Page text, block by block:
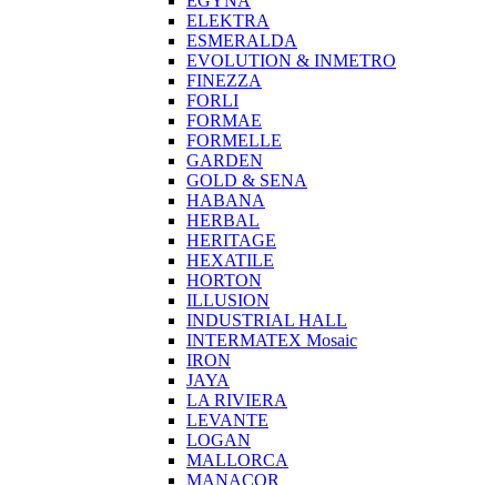
ELEKTRA
ESMERALDA
EVOLUTION & INMETRO
FINEZZA
FORLI
FORMAE
FORMELLE
GARDEN
GOLD & SENA
HABANA
HERBAL
HERITAGE
HEXATILE
HORTON
ILLUSION
INDUSTRIAL HALL
INTERMATEX Mosaic
IRON
JAYA
LA RIVIERA
LEVANTE
LOGAN
MALLORCA
MANACOR